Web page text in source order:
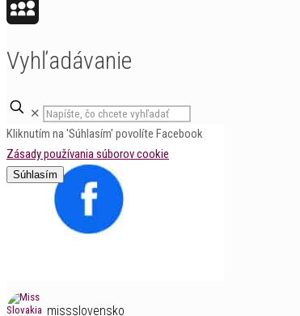
Blogger
Vyhľadávanie
✕
Kliknutím na 'Súhlasím' povolíte Facebook
Zásady používania súborov cookie
Súhlasím
missslovensko